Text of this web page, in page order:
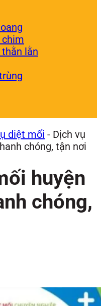
chim
lằn
diệt mối - Dịch vụ
chóng, tận nơi
huyện
chóng,